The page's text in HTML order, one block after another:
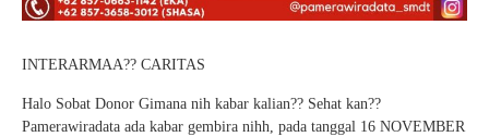
INTERARMAA?? CARITAS
Halo Sobat Donor Gimana nih kabar kalian?? Sehat kan??
Pamerawiradata ada kabar gembira nihh, pada tanggal 16 NOVEMBER